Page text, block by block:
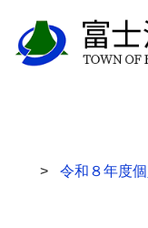
令和８年度